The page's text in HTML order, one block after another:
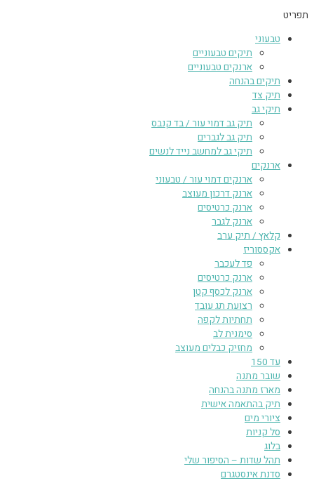
תפריט
טבעוני
תיקים טבעוניים
ארנקים טבעוניים
תיקים בהנחה
תיק צד
תיקי גב
תיק גב דמוי עור / בד קנבס
תיק גב לגברים
תיקי גב למחשב נייד לנשים
ארנקים
ארנקים דמוי עור / טבעוני
ארנק דרכון מעוצב
ארנק כרטיסים
ארנק לגבר
קלאץ / תיק ערב
אקססוריז
פד לעכבר
ארנק כרטיסים
ארנק לכסף קטן
רצועת תג עובד
תחתיות לקפה
סימנית לב
מחזיק כבלים מעוצב
עד 150
שובר מתנה
מארז מתנה בהנחה
תיק בהתאמה אישית
ציורי מים
סל קניות
בלוג
תהל שדות – הסיפור שלי
סדנת אינסטגרם